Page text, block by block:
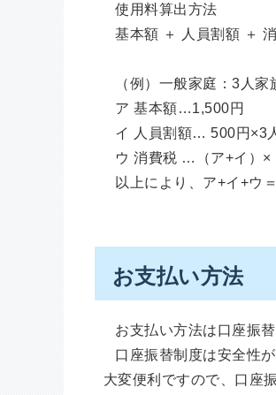
使用料算出方法
基本額 ＋ 人員割額 ＋
（例）一般家庭：3人家
ア 基本額…1,500円
イ 人員割額… 500円×3
ウ 消費税 …（ア+イ）×
以上により、ア+イ+ウ
お支払い方法
お支払い方法は口座振
口座振替制度は安全性
大変便利ですので、口座